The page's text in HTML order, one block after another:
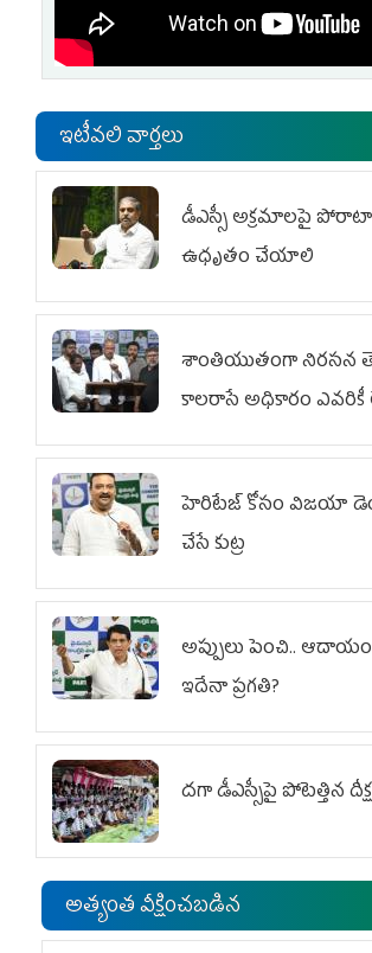
ఇటీవలి వార్తలు
డీఎస్సీ అక్రమాలపై
ఉధృతం చేయాలి
శాంతియుతంగా నిరసన
కాలరాసే అధికారం ఎవరికీ
హెరిటేజ్ కోసం విజయా
చేసే కుట్ర‌
అప్పులు పెంచి.. ఆదాయం
ఇదేనా ప్రగతి?
దగా డీఎస్సీపై పోటెత్తిన
అత్యంత వీక్షించబడిన